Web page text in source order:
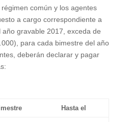
común y los agentes
a cargo correspondiente a
gravable 2017, exceda de
para cada bimestre del año
deberán declarar y pagar
Hasta el